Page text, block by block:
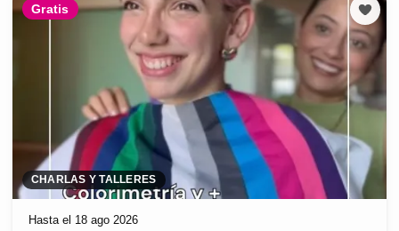
Gratis
CHARLAS Y TALLERES
Hasta el 18 ago 2026